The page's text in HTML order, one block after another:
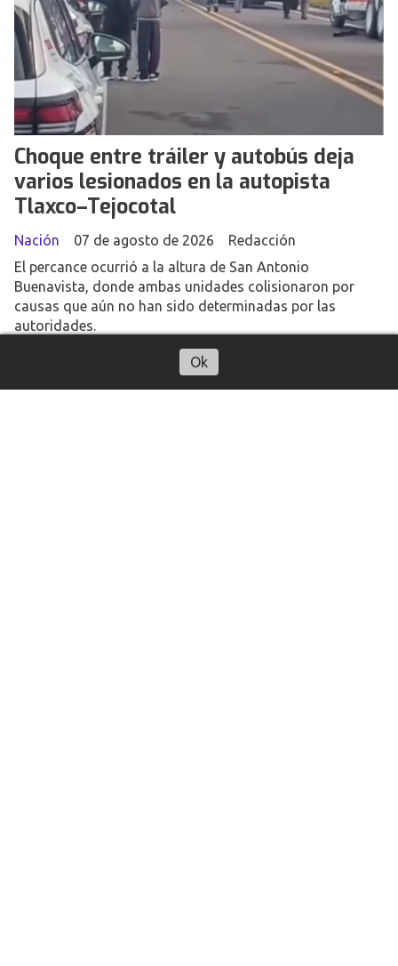
Choque entre tráiler y autobús deja
varios lesionados en la autopista
Tlaxco–Tejocotal
Redacción
Nación
07 de agosto de 2026
El percance ocurrió a la altura de San Antonio
Buenavista, donde ambas unidades colisionaron por
causas que aún no han sido determinadas por las
autoridades.
Ok